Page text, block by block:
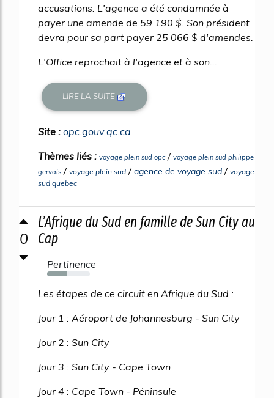
accusations. L'agence a été condamnée à
payer une amende de 59 190 $. Son président
devra pour sa part payer 25 066 $ d'amendes.
L'Office reprochait à l'agence et à son...
LIRE LA SUITE
Site : opc.gouv.qc.ca
Thèmes liés : voyage plein sud opc/ voyage plein sud philippe
gervais / voyage plein sud /agence de voyage sud / voyage
sud quebec
0
L’Afrique du Sud en famille de Sun City au
Cap
Pertinence
46%
Les étapes de ce circuit en Afrique du Sud :
Jour 1 : Aéroport de Johannesburg - Sun City
Jour 2 : Sun City
Jour 3 : Sun City - Cape Town
Jour 4 : Cape Town - Péninsule